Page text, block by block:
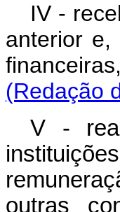
IV -
anterior e,
(Redação
V -
outras